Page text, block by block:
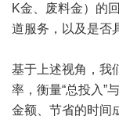
K金、废料金）的
道服务，以及是否
基于上述视角，我
率，衡量“总投入”
金额、节省的时间